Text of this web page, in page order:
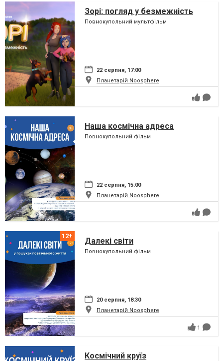
Зорі: погляд у безмежність
Повнокупольний мультфільм
22 серпня, 17:00
Планетарій Noosphere
Наша космічна адреса
Повнокупольний фільм
22 серпня, 15:00
Планетарій Noosphere
Далекі світи
Повнокупольний фільм
20 серпня, 18:30
Планетарій Noosphere
1
Космічний круїз